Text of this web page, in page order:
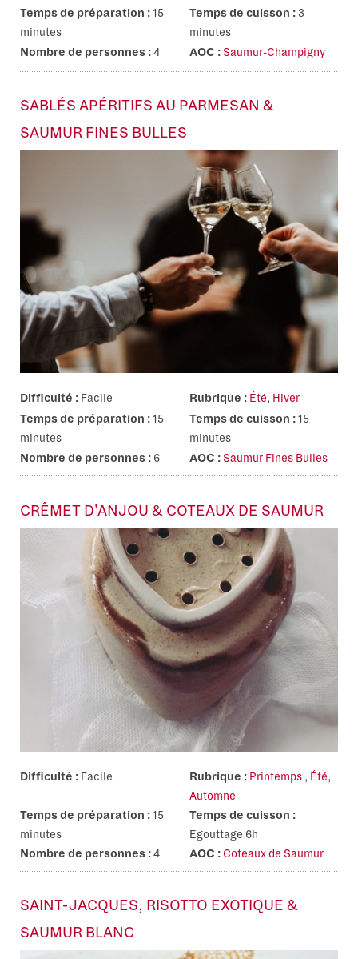
Temps de préparation : 15
minutes
Temps de cuisson : 3
minutes
Nombre de personnes : 4 AOC : Saumur-Champigny
SABLÉS APÉRITIFS AU PARMESAN &
SAUMUR FINES BULLES
Difficulté : Facile Rubrique : Été, Hiver
Temps de préparation : 15
minutes
Temps de cuisson : 15
minutes
Nombre de personnes : 6 AOC : Saumur Fines Bulles
CRÊMET D'ANJOU & COTEAUX DE SAUMUR
Difficulté : Facile Rubrique : Printemps , Été,
Automne
Temps de préparation : 15
minutes
Temps de cuisson :
Egouttage 6h
Nombre de personnes : 4 AOC : Coteaux de Saumur
SAINT-JACQUES, RISOTTO EXOTIQUE &
SAUMUR BLANC